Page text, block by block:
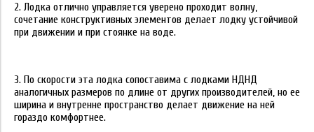
2. Лодка отлично управляется уверено проходит волну,
сочетание конструктивных элементов делает лодку устойчивой
при движении и при стоянке на воде.
3. По скорости эта лодка сопоставима с лодками НДНД
аналогичных размеров по длине от других производителей, но ее
ширина и внутренне пространство делает движение на ней
гораздо комфортнее.